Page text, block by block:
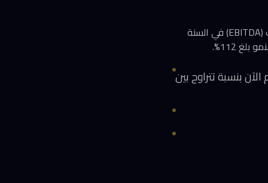
أعلنت Leverage Edu تحقيق أرباح على مستوى الأرباح قبل الفوائد والضرائب والإهلاك والاستهلاك (EBITDA) في السنة
بنسبة تتراوح بين